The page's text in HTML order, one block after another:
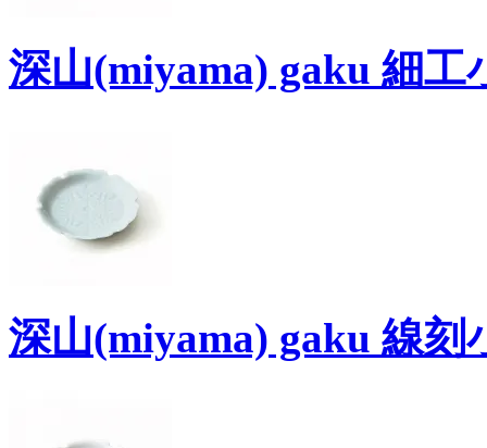
深山(miyama) gaku 細
深山(miyama) gaku 線